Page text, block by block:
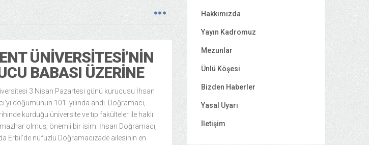
ÜNIVERSITESI’NIN
BABASI ÜZERINE
3 Nisan Pazartesi günü kurucusu İhsan
doğumunun 101. yılında andı. Doğramacı,
kurduğu üniversite ve tıp fakülteler ile haklı
olmuş, önemli bir isim. İhsan Doğramacı,
Erbil’de nüfuzlu Doğramacızade ailesinin en
Hakkımızda
Yayın Kadromuz
Mezunlar
Ünlü Köşesi
Bizden Haberler
Yasal Uyarı
İletişim